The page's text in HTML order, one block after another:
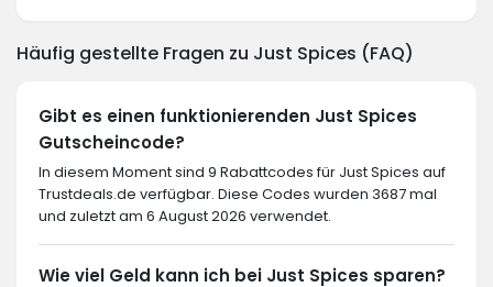
Häufig gestellte Fragen zu Just Spices (FAQ)
Gibt es einen funktionierenden Just Spices
Gutscheincode?
In diesem Moment sind 9 Rabattcodes für Just Spices auf
Trustdeals.de verfügbar. Diese Codes wurden 3687 mal
und zuletzt am 6 August 2026 verwendet.
Wie viel Geld kann ich bei Just Spices sparen?